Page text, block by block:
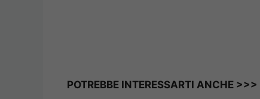
POTREBBE INTERESSARTI ANCHE >>>